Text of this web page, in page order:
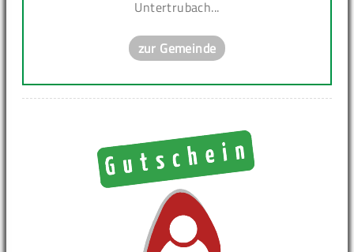
Untertrubach...
zur Gemeinde